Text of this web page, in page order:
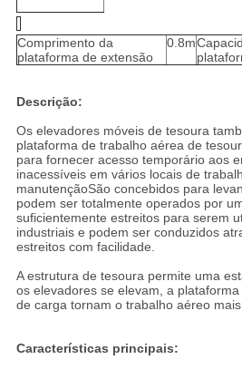
Comprimento da
plataforma de extensão
0.8m
Descrição:
Os elevadores móveis de tesoura
plataforma de trabalho aérea de
para fornecer acesso temporário aos
inacessíveis em vários locais de
manutençãoSão concebidos para
podem ser totalmente operados por
suficientemente estreitos para serem
industriais e podem ser conduzidos
estreitos com facilidade.
A estrutura de tesoura permite uma
os elevadores se elevam, a
de carga tornam o trabalho aéreo
Características principais: